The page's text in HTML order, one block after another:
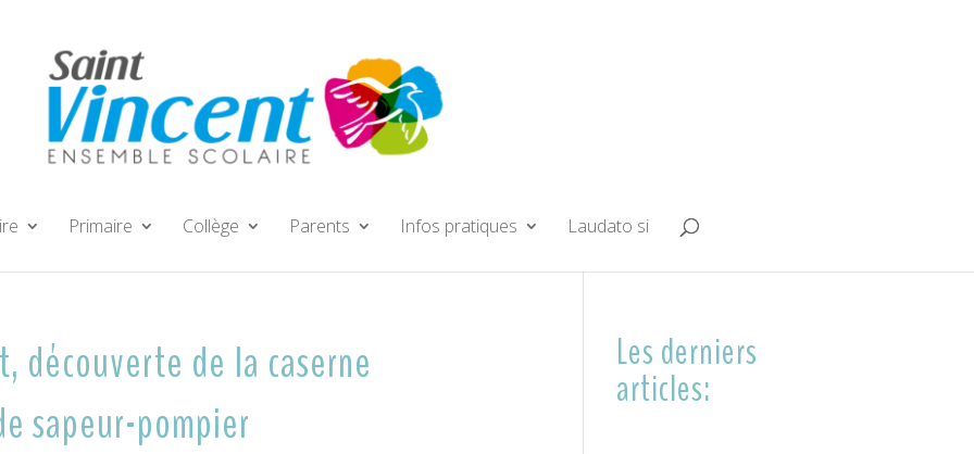
Primaire Collège Parents Infos pratiques Laudato si
découverte de la caserne
sapeur-pompier
Les derniers
articles: